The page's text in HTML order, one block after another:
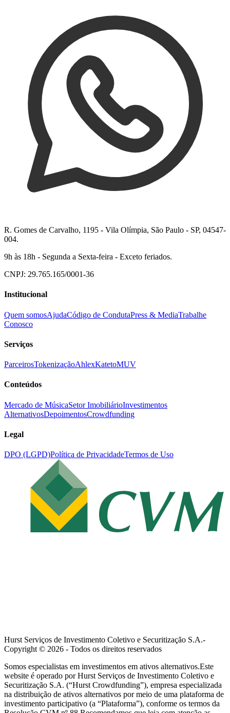
R. Gomes de Carvalho, 1195 - Vila Olímpia, São Paulo - SP, 04547-
004.
9h às 18h - Segunda a Sexta-feira - Exceto feriados.
CNPJ: 29.765.165/0001-36
Institucional
Quem somosAjudaCódigo de CondutaPress & MediaTrabalhe
Conosco
Serviços
ParceirosTokenizaçãoAhlexKatetoMUV
Conteúdos
Mercado de MúsicaSetor ImobiliárioInvestimentos
AlternativosDepoimentosCrowdfunding
Legal
DPO (LGPD)Política de PrivacidadeTermos de Uso
Hurst Serviços de Investimento Coletivo e Securitização S.A.-
Copyright © 2026 - Todos os direitos reservados
Somos especialistas em investimentos em ativos alternativos.Este
website é operado por Hurst Serviços de Investimento Coletivo e
Securitização S.A. (“Hurst Crowdfunding”), empresa especializada
na distribuição de ativos alternativos por meio de uma plataforma de
investimento participativo (a “Plataforma”), conforme os termos da